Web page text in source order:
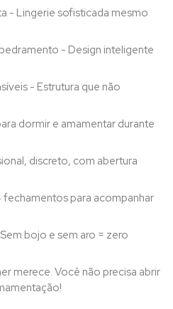
- Lingerie sofisticada mesmo
- Design inteligente
- Estrutura que não
dormir e amamentar durante
discreto, com abertura
para acompanhar
bojo e sem aro = zero
merece. Você não precisa abrir